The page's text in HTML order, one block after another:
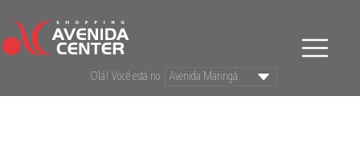
Olá! Você está no